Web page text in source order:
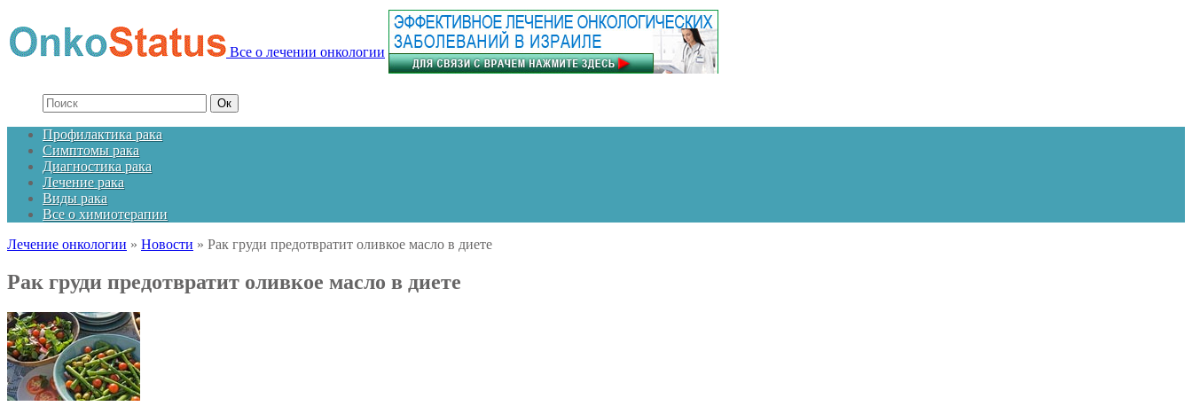
Все о лечении онкологии
Профилактика рака
Симптомы рака
Диагностика рака
Лечение рака
Виды рака
Все о химиотерапии
Лечение онкологии » Новости » Рак груди предотвратит оливкое масло в диете
Рак груди предотвратит оливкое масло в диете